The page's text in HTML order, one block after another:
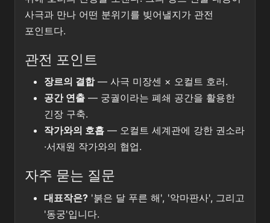
사극과 만나 어떤 분위기를 빚어낼지가 관전
포인트다.
관전 포인트
장르의 결합— 사극 미장센 × 오컬트 호러.
공간 연출 — 궁궐이라는 폐쇄 공간을 활용한
긴장 구축.
작가와의 호흡 — 오컬트 세계관에 강한 권소라
·서재원 작가와의 협업.
자주 묻는 질문
대표작은? '붉은 달 푸른 해', '악마판사', 그리고
'동궁'입니다.